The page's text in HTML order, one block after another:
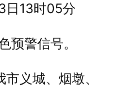
13时05分
警信号。
义城、烟墩、